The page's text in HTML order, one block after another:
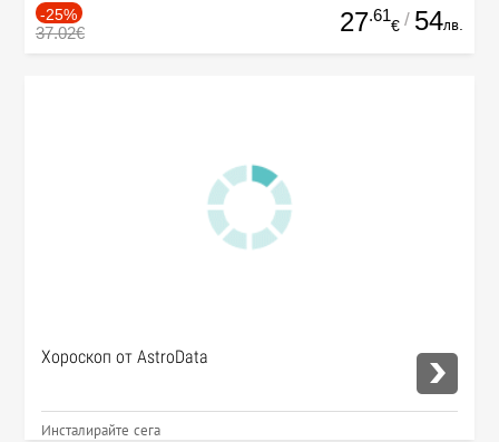
-25%
37.02€ 27.61
€ / 54лв.
Хороскоп от AstroData
Инсталирайте сега